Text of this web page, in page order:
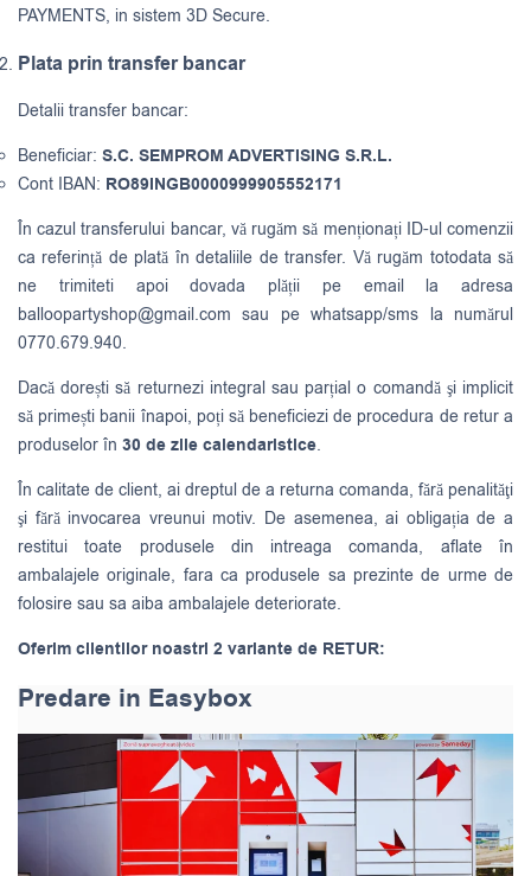
PAYMENTS, in sistem 3D Secure.
Plata prin transfer bancar
Detalii transfer bancar:
Beneficiar: S.C. SEMPROM ADVERTISING S.R.L.
Cont IBAN: RO89INGB0000999905552171
În cazul transferului bancar, vă rugăm să menționați ID-ul comenzii
ca referință de plată în detaliile de transfer. Vă rugăm totodata să
ne trimiteti apoi dovada plății pe email la adresa
balloopartyshop@gmail.com sau pe whatsapp/sms la numărul
0770.679.940.
Dacă dorești să returnezi integral sau parțial o comandă şi implicit
să primești banii înapoi, poți să beneficiezi de procedura de retur a
produselor în 30 de zile calendaristice.
În calitate de client, ai dreptul de a returna comanda, fără penalităţi
şi fără invocarea vreunui motiv. De asemenea, ai obligația de a
restitui toate produsele din intreaga comanda, aflate în
ambalajele originale, fara ca produsele sa prezinte de urme de
folosire sau sa aiba ambalajele deteriorate.
Oferim clientilor noastri 2 variante de RETUR:
Predare in Easybox